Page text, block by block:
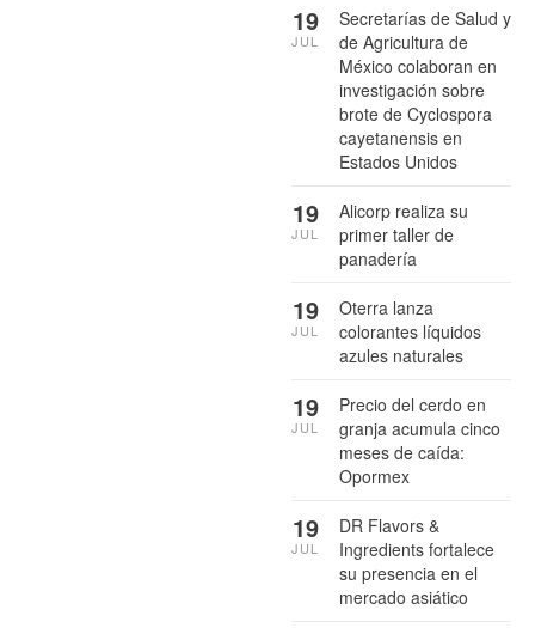
Secretarías de Salud y
de Agricultura de
México colaboran en
investigación sobre
brote de Cyclospora
cayetanensis en
Estados Unidos
19
JUL
Alicorp realiza su
primer taller de
panadería
19
JUL
Oterra lanza
colorantes líquidos
azules naturales
19
JUL
Precio del cerdo en
granja acumula cinco
meses de caída:
Opormex
19
JUL
DR Flavors &
Ingredients fortalece
su presencia en el
mercado asiático
19
JUL